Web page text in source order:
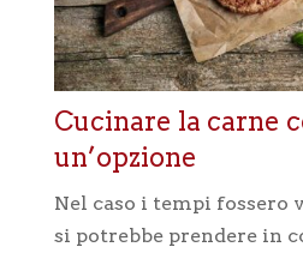
Cucinare la carne
un’opzione
Nel caso i tempi
si potrebbe prendere in